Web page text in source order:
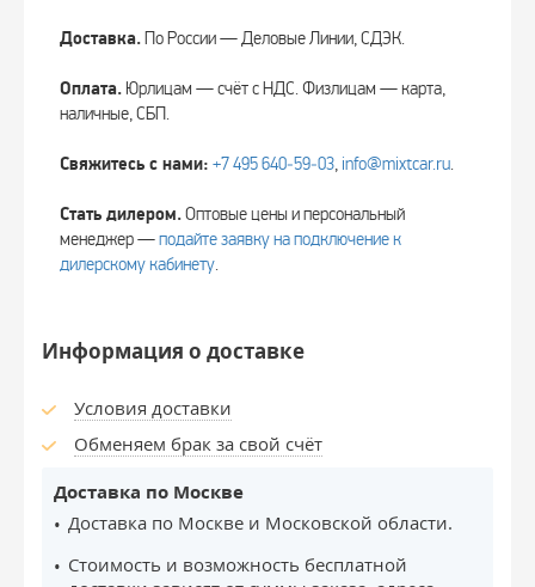
Доставка.По России — Деловые Линии, СДЭК.
Оплата. Юрлицам — счёт с НДС. Физлицам — карта,
наличные, СБП.
Свяжитесь с нами: +7 495 640‑59‑03, info@mixtcar.ru.
Стать дилером.Оптовые цены и персональный
менеджер —подайте заявку на подключение к
дилерскому кабинету.
Информация о доставке
Условия доставки
Обменяем брак за свой счёт
Доставка по Москве
Доставка по Москве и Московской области.
Стоимость и возможность бесплатной